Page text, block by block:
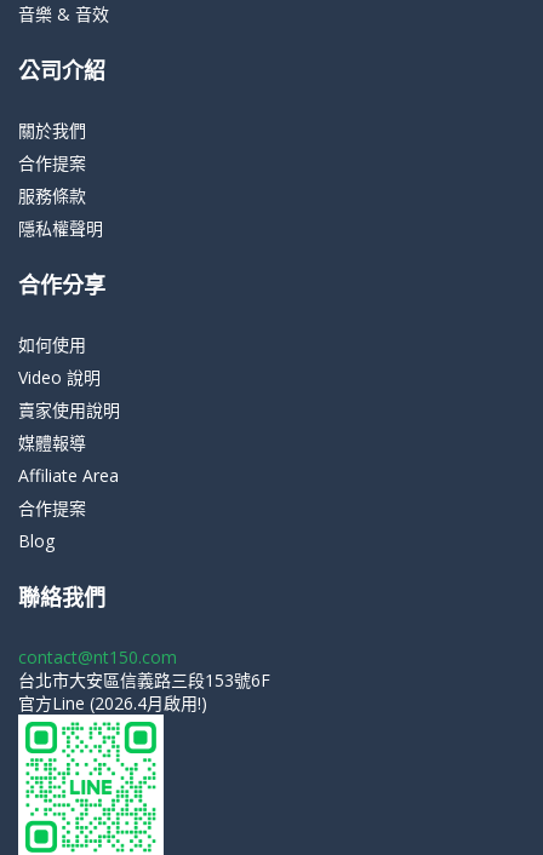
音樂 & 音效
公司介紹
關於我們
合作提案
服務條款
隱私權聲明
合作分享
如何使用
Video 說明
賣家使用說明
媒體報導
Affiliate Area
合作提案
Blog
聯絡我們
contact@nt150.com
台北市大安區信義路三段153號6F
官方Line (2026.4月啟用!)